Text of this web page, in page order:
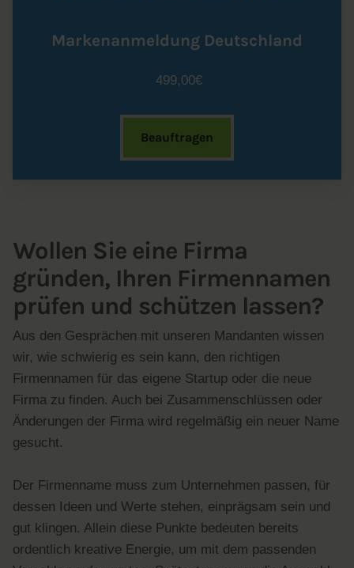
Markenanmeldung Deutschland
499,00€
Beauftragen
Wollen Sie eine Firma
gründen, Ihren Firmennamen
prüfen und schützen lassen?
Aus den Gesprächen mit unseren Mandanten wissen
wir, wie schwierig es sein kann, den richtigen
Firmennamen für das eigene Startup oder die neue
Firma zu finden. Auch bei Zusammenschlüssen oder
Änderungen der Firma wird regelmäßig ein neuer Name
gesucht.
Der Firmenname muss zum Unternehmen passen, für
dessen Ideen und Werte stehen, einprägsam sein und
gut klingen. Allein diese Punkte bedeuten bereits
ordentlich kreative Energie, um mit dem passenden